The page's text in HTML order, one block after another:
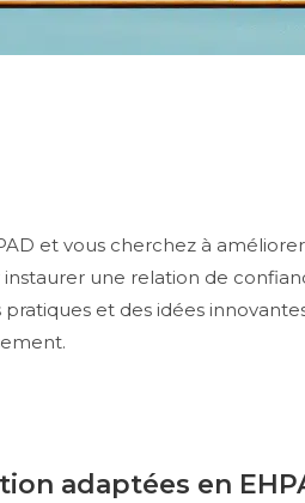
et vous cherchez à
une relation de
et des idées
adaptées en